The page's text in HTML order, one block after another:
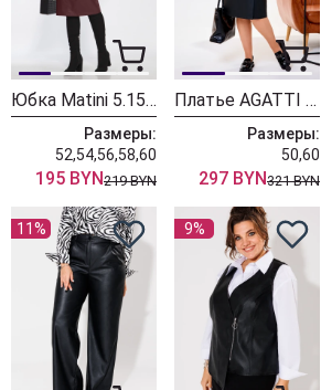
Юбка Matini 5.1547/1 бордо
Размеры:
52,54,56,58,60
195 BYN219 BYN
Платье AGATTI 5263 черный с золотом
Размеры:
50,60
297 BYN321 BYN
11% 9%